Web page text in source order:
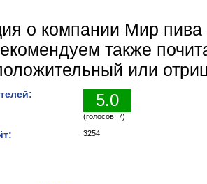
о компании Мир
также
или
5.0
(голосов: 7)
3254